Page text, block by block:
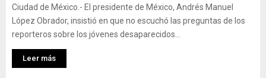
Ciudad de México.- El presidente de México, Andrés Manuel
López Obrador, insistió en que no escuchó las preguntas de los
reporteros sobre los jóvenes desaparecidos...
Leer más